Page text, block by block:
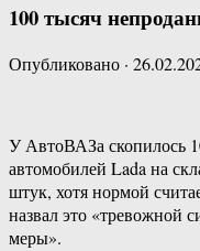
100 тысяч
Опубликовано ·
У АвтоВАЗа скопилось
автомобилей Lada на
штук, хотя нормой
назвал это «тревожной
меры».